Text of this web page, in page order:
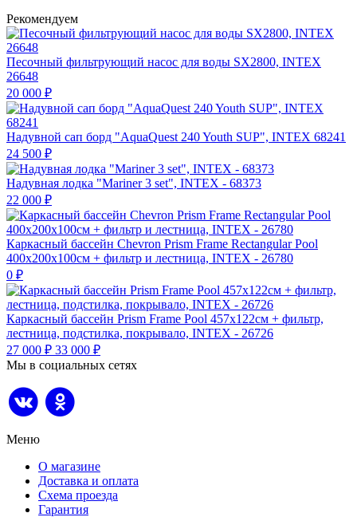
Рекомендуем
Песочный фильтрующий насос для воды SX2800, INTEX
26648
20 000 ₽
Надувной сап борд "AquaQuest 240 Youth SUP", INTEX 68241
24 500 ₽
Надувная лодка "Mariner 3 set", INTEX - 68373
22 000 ₽
Каркасный бассейн Chevron Prism Frame Rectangular Pool
400х200х100см + фильтр и лестница, INTEX - 26780
0 ₽
Каркасный бассейн Prism Frame Pool 457х122см + фильтр,
лестница, подстилка, покрывало, INTEX - 26726
27 000 ₽ 33 000 ₽
Мы в социальных сетях
Меню
О магазине
Доставка и оплата
Схема проезда
Гарантия